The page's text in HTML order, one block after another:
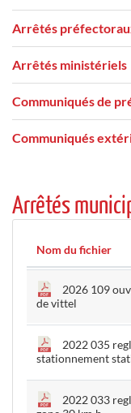
Arrêtés
Arrêtés ministériels
Communiqués de
Communiqués
Arrêtés
Nom du fichier
2026 109
de vittel
2022 035
stationnement
2022 033